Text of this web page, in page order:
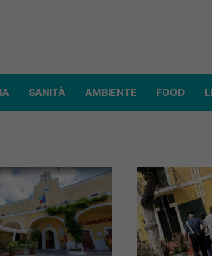
SANITÀ AMBIENTE FOOD